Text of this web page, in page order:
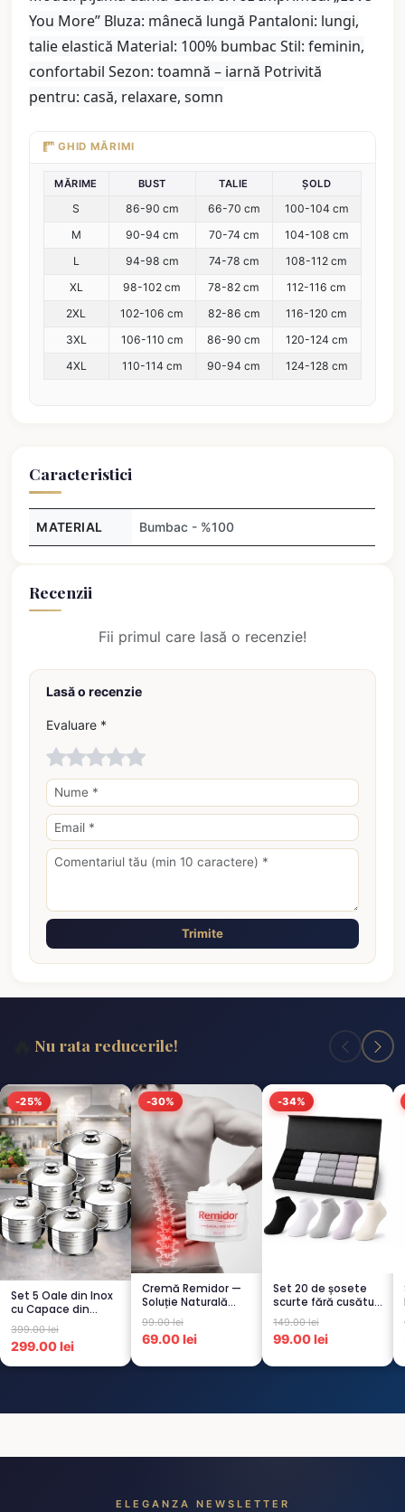
You More” Bluza: mânecă lungă Pantaloni: lungi,
talie elastică Material: 100% bumbac Stil: feminin,
confortabil Sezon: toamnă – iarnă Potrivită
pentru: casă, relaxare, somn
GHID MĂRIMI
MĂRIME BUST TALIE ȘOLD
S 86-90 cm 66-70 cm
100-104 cm
M
90-94 cm 70-74 cm
104-108 cm
L
94-98 cm 74-78 cm
108-112 cm
XL
98-102 cm 78-82 cm
112-116 cm
2XL
102-106 cm 82-86 cm
116-120 cm
3XL
106-110 cm 86-90 cm
120-124 cm
4XL
110-114 cm 90-94 cm 124-128 cm
Caracteristici
MATERIAL Bumbac - %100
Recenzii
Fii primul care lasă o recenzie!
Lasă o recenzie
Evaluare *
Trimite
Nu rata reducerile!
-25%
Set 5 Oale din Inox
cu Capace din
Sticlă
Termorezistent...
399.00 lei
299.00 lei
-30%
Cremă Remidor —
Soluție Naturală
pentru Dureri de
Spate...
99.00 lei
69.00 lei
-34%
Set 20 de șosete
scurte fără cusături
pentru femei – 5...
149.00 lei
99.00 lei
ELEGANZA NEWSLETTER